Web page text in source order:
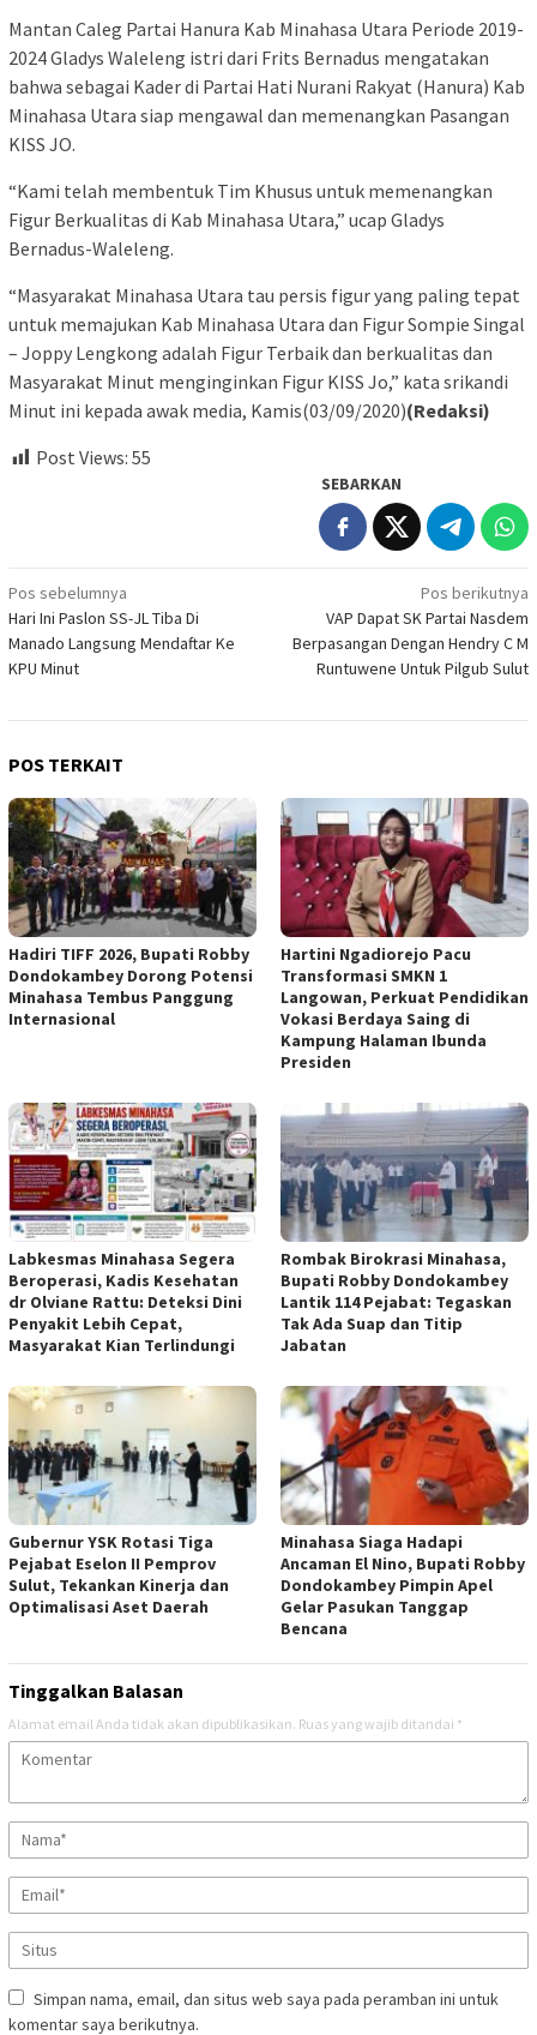
Mantan Caleg Partai Hanura Kab Minahasa Utara Periode 2019-
2024 Gladys Waleleng istri dari Frits Bernadus mengatakan
bahwa sebagai Kader di Partai Hati Nurani Rakyat (Hanura) Kab
Minahasa Utara siap mengawal dan memenangkan Pasangan
KISS JO.
“Kami telah membentuk Tim Khusus untuk memenangkan
Figur Berkualitas di Kab Minahasa Utara,” ucap Gladys
Bernadus-Waleleng.
“Masyarakat Minahasa Utara tau persis figur yang paling tepat
untuk memajukan Kab Minahasa Utara dan Figur Sompie Singal
– Joppy Lengkong adalah Figur Terbaik dan berkualitas dan
Masyarakat Minut menginginkan Figur KISS Jo,” kata srikandi
Minut ini kepada awak media, Kamis(03/09/2020)(Redaksi)
Post Views: 55
SEBARKAN
Navigasi
pos
Pos sebelumnya
Hari Ini Paslon SS-JL Tiba Di
Manado Langsung Mendaftar Ke
KPU Minut
Pos berikutnya
VAP Dapat SK Partai Nasdem
Berpasangan Dengan Hendry C M
Runtuwene Untuk Pilgub Sulut
POS TERKAIT
Hadiri TIFF 2026, Bupati Robby
Dondokambey Dorong Potensi
Minahasa Tembus Panggung
Internasional
Hartini Ngadiorejo Pacu
Transformasi SMKN 1
Langowan, Perkuat Pendidikan
Vokasi Berdaya Saing di
Kampung Halaman Ibunda
Presiden
Labkesmas Minahasa Segera
Beroperasi, Kadis Kesehatan
dr Olviane Rattu: Deteksi Dini
Penyakit Lebih Cepat,
Masyarakat Kian Terlindungi
Rombak Birokrasi Minahasa,
Bupati Robby Dondokambey
Lantik 114 Pejabat: Tegaskan
Tak Ada Suap dan Titip
Jabatan
Gubernur YSK Rotasi Tiga
Pejabat Eselon II Pemprov
Sulut, Tekankan Kinerja dan
Optimalisasi Aset Daerah
Minahasa Siaga Hadapi
Ancaman El Nino, Bupati Robby
Dondokambey Pimpin Apel
Gelar Pasukan Tanggap
Bencana
Tinggalkan Balasan
Alamat email Anda tidak akan dipublikasikan. Ruas yang wajib ditandai *
Simpan nama, email, dan situs web saya pada peramban ini untuk
komentar saya berikutnya.